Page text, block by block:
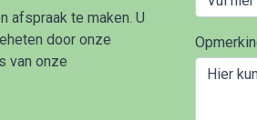
afspraak te maken. U
door onze
van onze